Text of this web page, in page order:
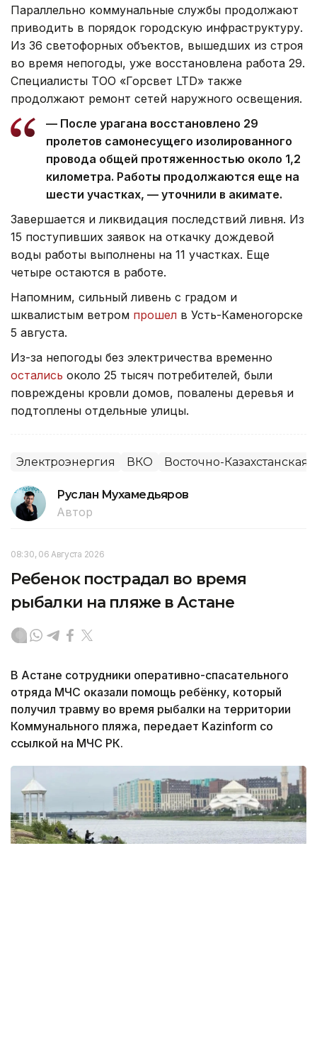
Параллельно коммунальные службы продолжают
приводить в порядок городскую инфраструктуру.
Из 36 светофорных объектов, вышедших из строя
во время непогоды, уже восстановлена работа 29.
Специалисты ТОО «Горсвет LTD» также
продолжают ремонт сетей наружного освещения.
— После урагана восстановлено 29
пролетов самонесущего изолированного
провода общей протяженностью около 1,2
километра. Работы продолжаются еще на
шести участках, — уточнили в акимате.
Завершается и ликвидация последствий ливня. Из
15 поступивших заявок на откачку дождевой
воды работы выполнены на 11 участках. Еще
четыре остаются в работе.
Напомним, сильный ливень с градом и
шквалистым ветром прошел в Усть-Каменогорске
5 августа.
Из-за непогоды без электричества временно
остались около 25 тысяч потребителей, были
повреждены кровли домов, повалены деревья и
подтоплены отдельные улицы.
Электроэнергия ВКО Восточно-Казахстанская
Руслан Мухамедьяров
Автор
08:30, 06 Августа 2026
Ребенок пострадал во время
рыбалки на пляже в Астане
В Астане сотрудники оперативно-спасательного
отряда МЧС оказали помощь ребёнку, который
получил травму во время рыбалки на территории
Коммунального пляжа, передает Kazinform со
ссылкой на МЧС РК.